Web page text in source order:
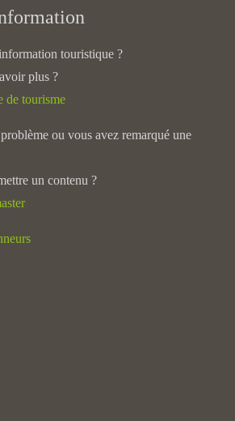
touristique ?
plus ?
de tourisme
ou vous avez remarqué une
un contenu ?